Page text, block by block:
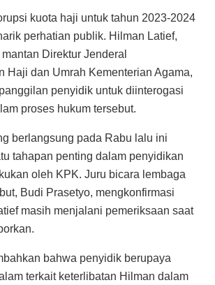
kuota haji untuk tahun 2023-2024
perhatian publik. Hilman Latief,
Direktur Jenderal
Haji dan Umrah Kementerian Agama,
penyidik untuk diinterogasi
proses hukum tersebut.
berlangsung pada Rabu lalu ini
tahapan penting dalam penyidikan
oleh KPK. Juru bicara lembaga
Budi Prasetyo, mengkonfirmasi
masih menjalani pemeriksaan saat
bahwa penyidik berupaya
terkait keterlibatan Hilman dalam